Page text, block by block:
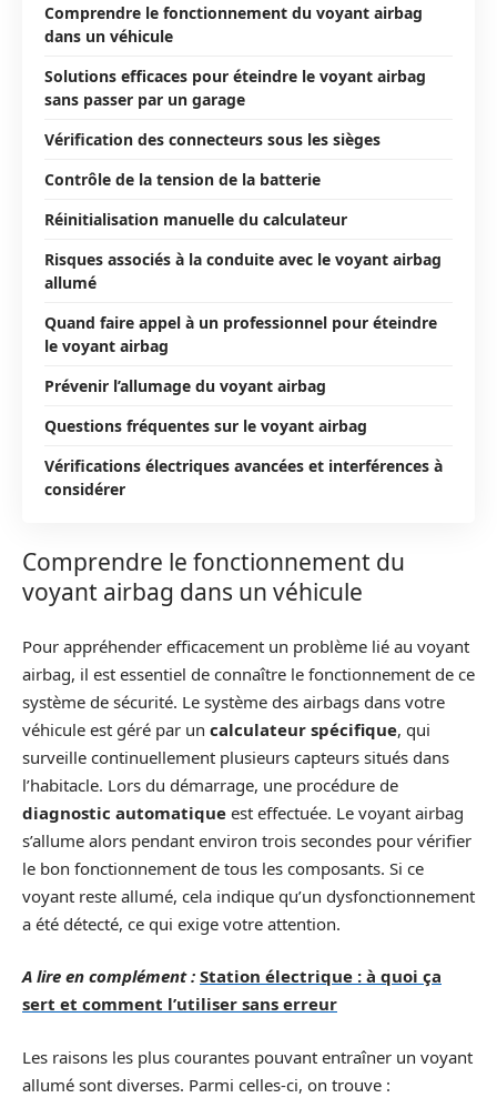
Comprendre le fonctionnement du voyant airbag
dans un véhicule
Solutions efficaces pour éteindre le voyant airbag
sans passer par un garage
Vérification des connecteurs sous les sièges
Contrôle de la tension de la batterie
Réinitialisation manuelle du calculateur
Risques associés à la conduite avec le voyant airbag
allumé
Quand faire appel à un professionnel pour éteindre
le voyant airbag
Prévenir l’allumage du voyant airbag
Questions fréquentes sur le voyant airbag
Vérifications électriques avancées et interférences à
considérer
Comprendre le fonctionnement du
voyant airbag dans un véhicule
Pour appréhender efficacement un problème lié au voyant
airbag, il est essentiel de connaître le fonctionnement de ce
système de sécurité. Le système des airbags dans votre
véhicule est géré par un calculateur spécifique, qui
surveille continuellement plusieurs capteurs situés dans
l’habitacle. Lors du démarrage, une procédure de
diagnostic automatique est effectuée. Le voyant airbag
s’allume alors pendant environ trois secondes pour vérifier
le bon fonctionnement de tous les composants. Si ce
voyant reste allumé, cela indique qu’un dysfonctionnement
a été détecté, ce qui exige votre attention.
A lire en complément : Station électrique : à quoi ça
sert et comment l’utiliser sans erreur
Les raisons les plus courantes pouvant entraîner un voyant
allumé sont diverses. Parmi celles-ci, on trouve :